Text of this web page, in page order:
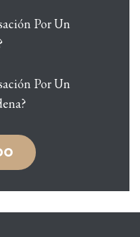
Por Un
Por Un